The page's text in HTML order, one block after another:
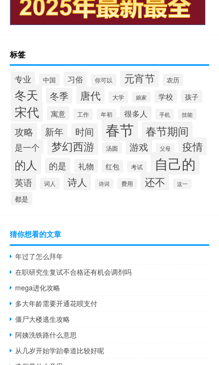
标签
专业 中国 习俗 你可以 元宵节 农历
冬天 冬季 唐代 大学 娘家 学校 孩子
宋代 寓意 工作 年初 很多人 手机 技能
攻略 新年 时间 春节 春节期间
是一个 梦幻西游 汤圆 游戏 父母 疫情
的人 的是 礼物 红包 考试 自己的
英语 词人 诗人 诗词 费用 还不 这一
都是
猜你想看的文章
年过了怎么拜年
在职研究生复试不合格还有机会调剂吗
mega进化攻略
多大年龄需要开通花呗支付
僵尸大楼逃生攻略
阿姨洗铁路什么意思
从几岁开始学跆拳道比较好呢